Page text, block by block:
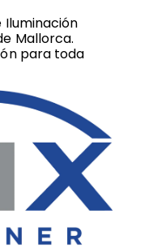
Iluminación
Mallorca.
para toda